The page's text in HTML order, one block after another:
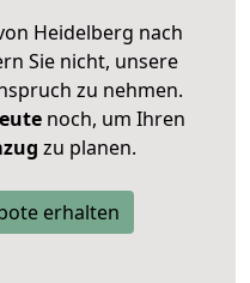
Heidelberg nach
Sie nicht, unsere
zu nehmen.
noch, um Ihren
zu planen.
erhalten